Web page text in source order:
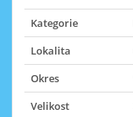
Kategorie
Lokalita
Okres
Velikost